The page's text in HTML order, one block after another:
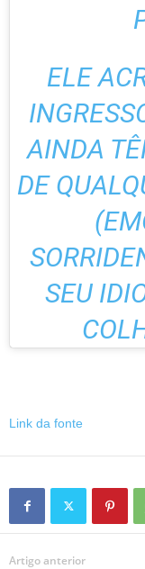
ELE
AINDA
DE
SEU
Link da fonte
Artigo anterior